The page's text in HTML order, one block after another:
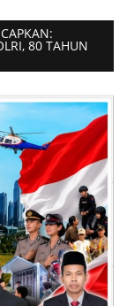
80 TAHUN